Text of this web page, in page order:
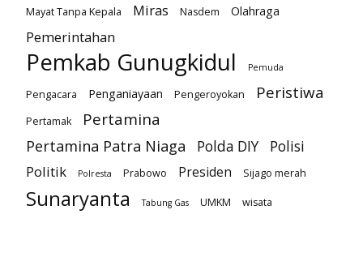
Mayat Tanpa Kepala
Miras Nasdem Olahraga
Pemerintahan
Pemkab Gunugkidul Pemuda
Pengacara Penganiayaan Pengeroyokan Peristiwa
Pertamak Pertamina
Pertamina Patra Niaga Polda DIY
Polisi
Politik
Polresta Prabowo Presiden Sijago merah
Sunaryanta Tabung Gas UMKM wisata